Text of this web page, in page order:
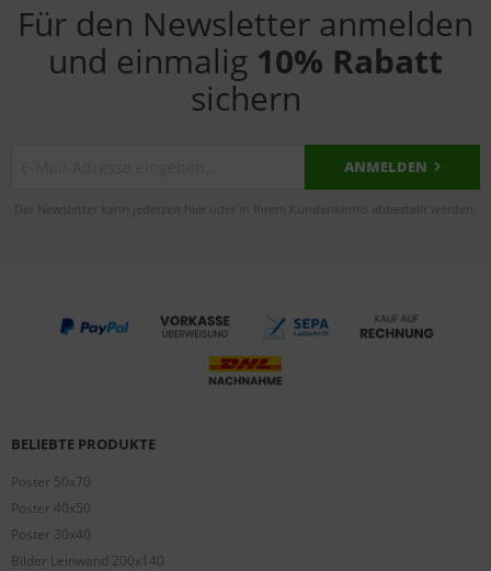
Für den Newsletter anmelden
und einmalig 10% Rabatt
sichern
ANMELDEN
Der Newsletter kann jederzeit hier oder in Ihrem Kundenkonto abbestellt werden.
BELIEBTE PRODUKTE
Poster 50x70
Poster 40x50
Poster 30x40
Bilder Leinwand 200x140